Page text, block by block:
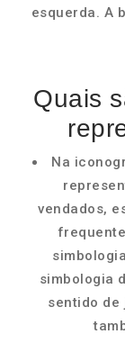
esquerda. A
Quais
Na
vendados,
simbologia
sentido de